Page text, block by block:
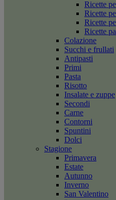
Ricette
Ricette
Ricette
Ricette
Colazione
Succhi e frullati
Antipasti
Primi
Pasta
Risotto
Insalate e zuppe
Secondi
Carne
Contorni
Spuntini
Dolci
Stagione
Primavera
Estate
Autunno
Inverno
San Valentino